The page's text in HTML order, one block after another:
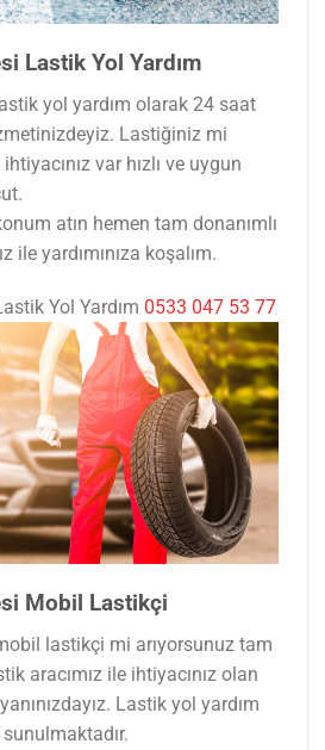
Lastik Yol Yardım
yol yardım olarak 24 saat
Lastiğiniz mi
var hızlı ve uygun
atın hemen tam donanımlı
ile yardımınıza koşalım.
Yol Yardım 0533 047 53 77
Mobil Lastikçi
lastikçi mi arıyorsunuz tam
aracımız ile ihtiyacınız olan
Lastik yol yardım